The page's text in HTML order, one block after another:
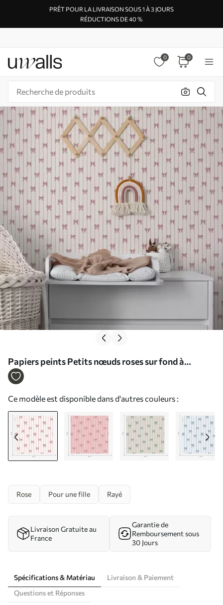
PRÊT POUR LA LIVRAISON SOUS 1 À 3 JOURS
RÉDUCTIONS DE 40 %
0 0
Papiers peints Petits nœuds roses sur fond à
rayures verticales Nr. a01076
Ce modèle est disponible dans d'autres couleurs :
Rose Pour une fille Rayé
Livraison Gratuite au
France
Garantie de
Remboursement sous
30 Jours
Spécifications & Matériau
Livraison & Paiement
Questions et Réponses